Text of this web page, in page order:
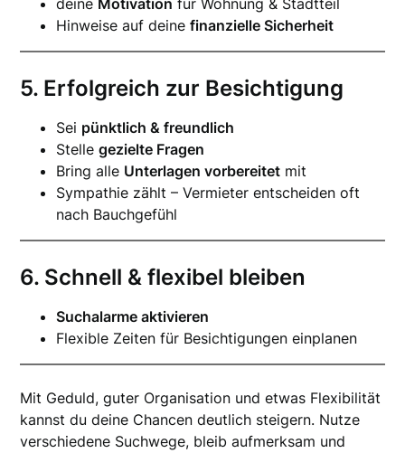
deine Motivation für Wohnung & Stadtteil
Hinweise auf deinefinanzielle Sicherheit
5. Erfolgreich zur Besichtigung
Sei pünktlich & freundlich
Stellegezielte Fragen
Bring alle Unterlagen vorbereitet mit
Sympathie zählt – Vermieter entscheiden oft
nach Bauchgefühl
6. Schnell & flexibel bleiben
Suchalarme aktivieren
Flexible Zeiten für Besichtigungen einplanen
Mit Geduld, guter Organisation und etwas Flexibilität
kannst du deine Chancen deutlich steigern. Nutze
verschiedene Suchwege, bleib aufmerksam und